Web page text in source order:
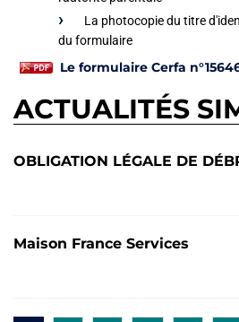
La photocopie du titre
du formulaire
Le formulaire Cerfa
ACTUALITÉS
OBLIGATION LÉGALE DE
Maison France Services